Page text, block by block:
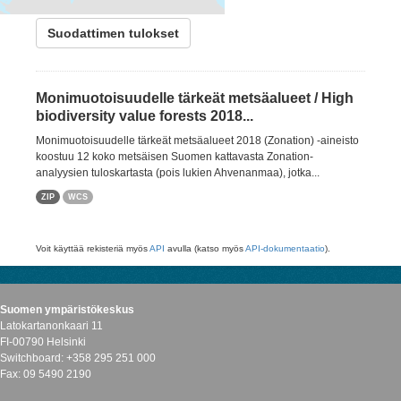
forest biodiversity
Suodattimen tulokset
Monimuotoisuudelle tärkeät metsäalueet / High
biodiversity value forests 2018...
Monimuotoisuudelle tärkeät metsäalueet 2018 (Zonation) -aineisto
koostuu 12 koko metsäisen Suomen kattavasta Zonation-
analyysien tuloskartasta (pois lukien Ahvenanmaa), jotka...
ZIP WCS
Voit käyttää rekisteriä myösAPI avulla (katso myösAPI-dokumentaatio).
Suomen ympäristökeskus
Latokartanonkaari 11
FI-00790 Helsinki
Switchboard: +358 295 251 000
Fax: 09 5490 2190